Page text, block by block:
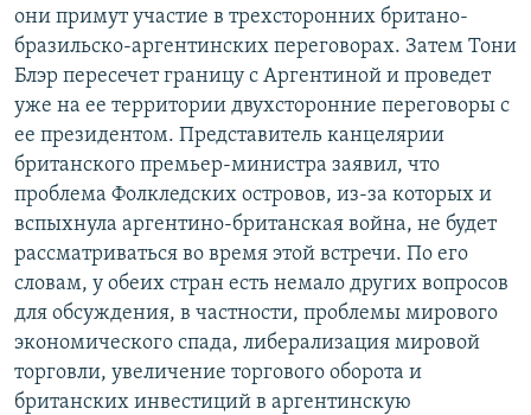
они примут участие в трехсторонних британо-
бразильско-аргентинских переговорах. Затем Тони
Блэр пересечет границу с Аргентиной и проведет
уже на ее территории двухсторонние переговоры с
ее президентом. Представитель канцелярии
британского премьер-министра заявил, что
проблема Фолкледских островов, из-за которых и
вспыхнула аргентино-британская война, не будет
рассматриваться во время этой встречи. По его
словам, у обеих стран есть немало других вопросов
для обсуждения, в частности, проблемы мирового
экономического спада, либерализация мировой
торговли, увеличение торгового оборота и
британских инвестиций в аргентинскую